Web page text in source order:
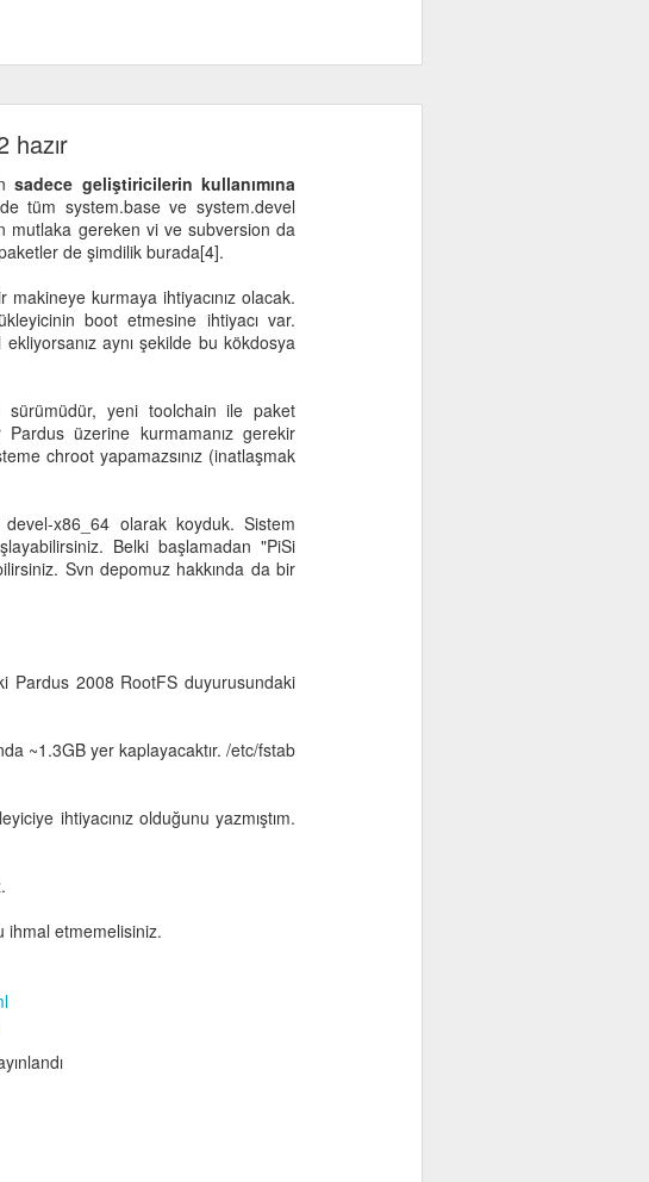
hazır
sadece geliştiricilerin kullanımına
tüm system.base ve system.devel
mutlaka gereken vi ve subversion da
de şimdilik burada[4].
kurmaya ihtiyacınız olacak.
boot etmesine ihtiyacı var.
aynı şekilde bu kökdosya
sürümüdür, yeni toolchain ile paket
üzerine kurmamanız gerekir
chroot yapamazsınız (inatlaşmak
x86_64 olarak koyduk. Sistem
Belki başlamadan "PiSi
Svn depomuz hakkında da bir
Pardus 2008 RootFS duyurusundaki
~1.3GB yer kaplayacaktır. /etc/fstab
ihtiyacınız olduğunu yazmıştım.
ihmal etmemelisiniz.